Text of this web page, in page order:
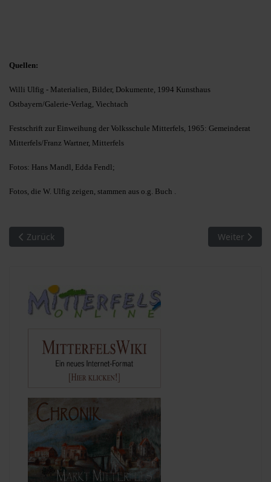
Quellen:
Willi Ulfig - Materialien, Bilder, Dokumente, 1994 Kunsthaus
Ostbayern/Galerie-Verlag, Viechtach
Festschrift zur Einweihung der Volksschule Mitterfels, 1965: Gemeinderat
Mitterfels/Franz Wartner, Mitterfels
Fotos: Hans Mandl, Edda Fendl;
Fotos, die W. Ulfig zeigen, stammen aus o.g. Buch .
Vorheriger Beitrag: Markterhebung - 50 Jahre Markt Mitterfels
Zurück Nächster
Weiter